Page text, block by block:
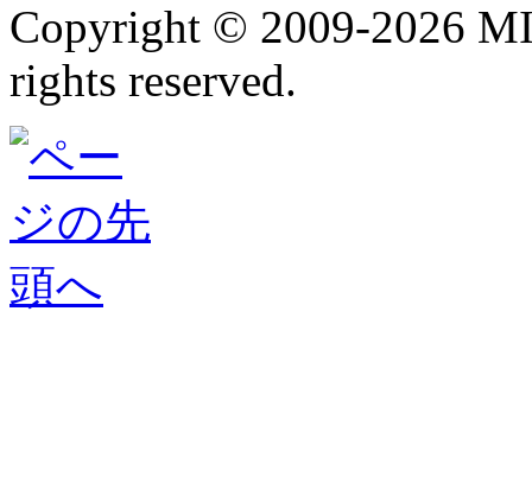
Copyright © 2009-2026
rights reserved.